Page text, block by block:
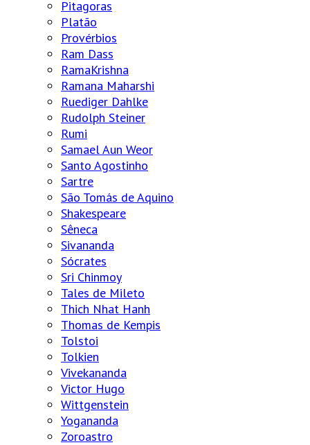
Pitagoras
Platão
Provérbios
Ram Dass
RamaKrishna
Ramana Maharshi
Ruediger Dahlke
Rudolph Steiner
Rumi
Samael Aun Weor
Santo Agostinho
Sartre
São Tomás de Aquino
Shakespeare
Sêneca
Sivananda
Sócrates
Sri Chinmoy
Tales de Mileto
Thich Nhat Hanh
Thomas de Kempis
Tolstoi
Tolkien
Vivekananda
Victor Hugo
Wittgenstein
Yogananda
Zoroastro